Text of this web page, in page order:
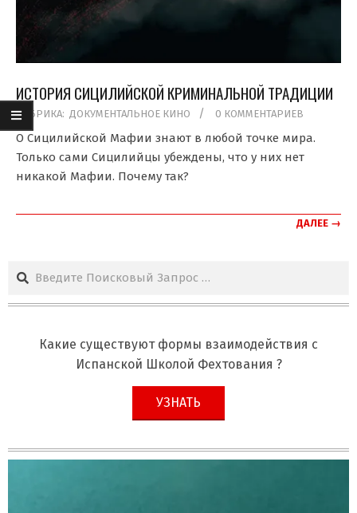
ИСТОРИЯ СИЦИЛИЙСКОЙ КРИМИНАЛЬНОЙ ТРАДИЦИИ
2020-
07-
05
РУБРИКА: ДОКУМЕНТАЛЬНОЕ КИНО 0 КОММЕНТАРИЕВ
О Сицилийской Мафии знают в любой точке мира.
Только сами Сицилийцы убеждены, что у них нет
никакой Мафии. Почему так?
ДАЛЕЕ →
Поиск
Какие существуют формы взаимодействия с
Испанской Школой Фехтования ?
УЗНАТЬ